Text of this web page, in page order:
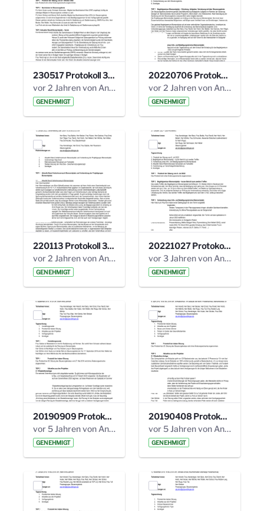
230517 Protokoll 35. Steuerungskreis.pdf
vor 2 Jahren von Anni Schlumberger
GENEHMIGT
20220706 Protokoll 33. Steuerungskreis.pdf
vor 2 Jahren von Anni Schlumberger
GENEHMIGT
220113 Protokoll 32. Steuerungskreis.pdf
vor 2 Jahren von Anni Schlumberger
GENEHMIGT
20221027 Protokoll 34. Steuerungskreis.pdf
vor 3 Jahren von Anni Schlumberger
GENEHMIGT
20190909 Protokoll 27. Steuerungskreis.pdf
vor 5 Jahren von Anni Schlumberger
GENEHMIGT
20190408 Protokoll 26. Steuerungskreis.pdf
vor 5 Jahren von Anni Schlumberger
GENEHMIGT